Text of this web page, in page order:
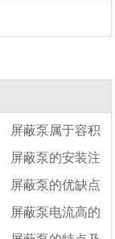
屏蔽泵属于容积
泵吗?
屏蔽泵的安装注
意事项
屏蔽泵的优缺点
屏蔽泵电流高的